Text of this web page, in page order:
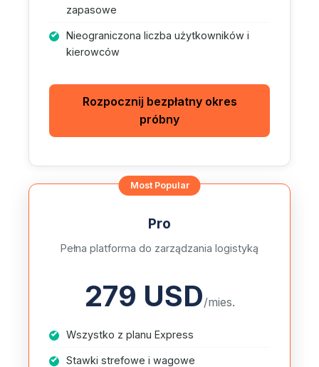
zapasowe
Nieograniczona liczba użytkowników i
kierowców
Rozpocznij bezpłatny okres
próbny
Pro
Pełna platforma do zarządzania logistyką
279 USD/mies.
Wszystko z planu Express
Stawki strefowe i wagowe